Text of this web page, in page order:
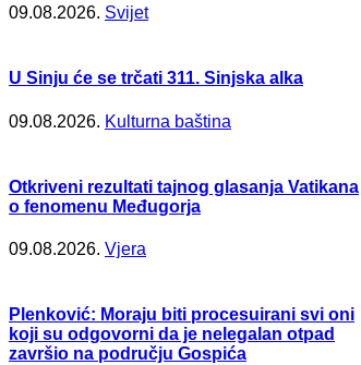
09.08.2026. Svijet
U Sinju će se trčati 311. Sinjska alka
09.08.2026. Kulturna baština
Otkriveni rezultati tajnog glasanja Vatikana
o fenomenu Međugorja
09.08.2026. Vjera
Plenković: Moraju biti procesuirani svi oni
koji su odgovorni da je nelegalan otpad
završio na području Gospića